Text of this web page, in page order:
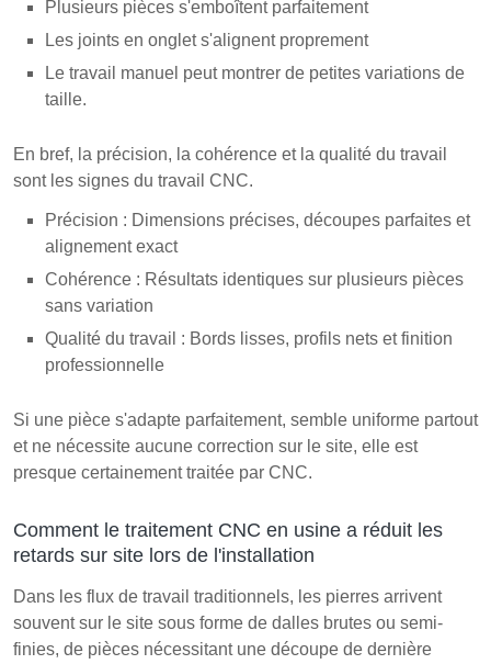
Plusieurs pièces s'emboîtent parfaitement
Les joints en onglet s'alignent proprement
Le travail manuel peut montrer de petites variations de
taille.
En bref, la précision, la cohérence et la qualité du travail
sont les signes du travail CNC.
Précision : Dimensions précises, découpes parfaites et
alignement exact
Cohérence : Résultats identiques sur plusieurs pièces
sans variation
Qualité du travail : Bords lisses, profils nets et finition
professionnelle
Si une pièce s'adapte parfaitement, semble uniforme partout
et ne nécessite aucune correction sur le site, elle est
presque certainement traitée par CNC.
Comment le traitement CNC en usine a réduit les
retards sur site lors de l'installation
Dans les flux de travail traditionnels, les pierres arrivent
souvent sur le site sous forme de dalles brutes ou semi-
finies, de pièces nécessitant une découpe de dernière